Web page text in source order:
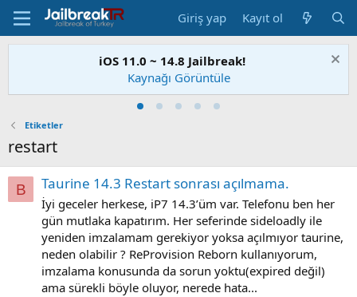
Giriş yap Kayıt ol
iOS 11.0 ~ 14.8 Jailbreak!
Kaynağı Görüntüle
Etiketler
restart
B Taurine 14.3 Restart sonrası açılmama.
İyi geceler herkese, iP7 14.3’üm var. Telefonu ben her
gün mutlaka kapatırım. Her seferinde sideloadly ile
yeniden imzalamam gerekiyor yoksa açılmıyor taurine,
neden olabilir ? ReProvision Reborn kullanıyorum,
imzalama konusunda da sorun yoktu(expired değil)
ama sürekli böyle oluyor, nerede hata...